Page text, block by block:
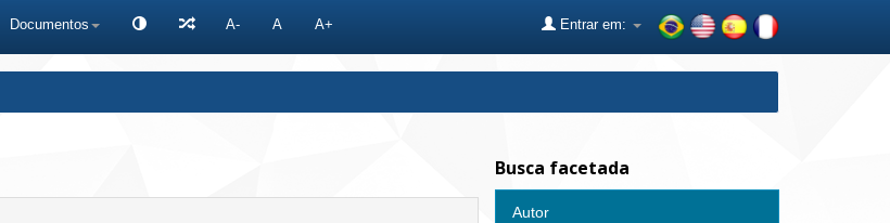
Documentos A- A A+ Entrar em:
Busca facetada
Autor